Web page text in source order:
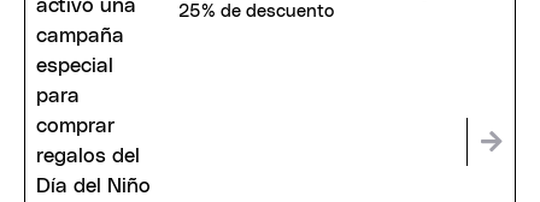
25% de descuento